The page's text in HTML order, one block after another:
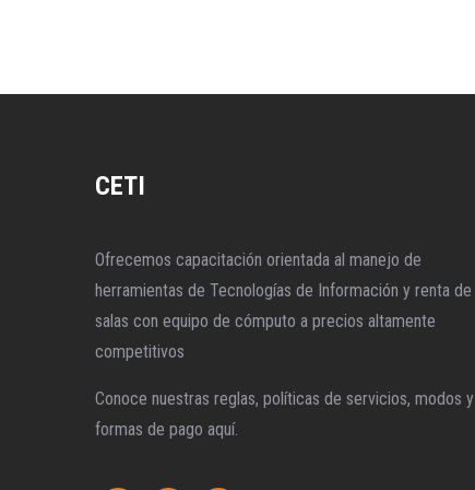
CETI
Ofrecemos capacitación orientada al manejo de
herramientas de Tecnologías de Información y renta de
salas con equipo de cómputo a precios altamente
competitivos
Conoce nuestras reglas, políticas de servicios, modos y
formas de pago aquí.